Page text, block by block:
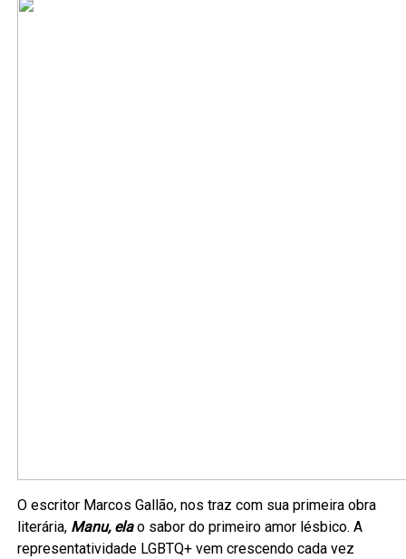
O escritor Marcos Gallão, nos traz com sua primeira obra
literária, Manu, elao sabor do primeiro amor lésbico. A
representatividade LGBTQ+ vem crescendo cada vez